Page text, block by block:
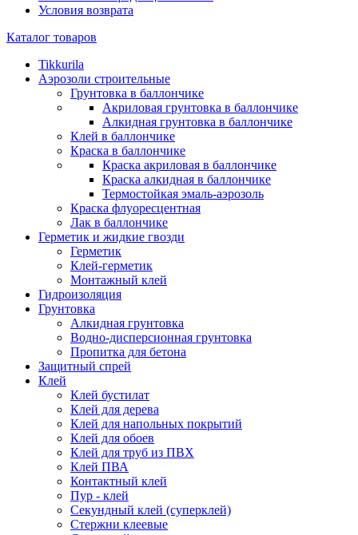
Условия возврата
Каталог товаров
Tikkurila
Аэрозоли строительные
Грунтовка в баллончике
Акриловая грунтовка в баллончике
Алкидная грунтовка в баллончике
Клей в баллончике
Краска в баллончике
Краска акриловая в баллончике
Краска алкидная в баллончике
Термостойкая эмаль-аэрозоль
Краска флуоресцентная
Лак в баллончике
Герметик и жидкие гвозди
Герметик
Клей-герметик
Монтажный клей
Гидроизоляция
Грунтовка
Алкидная грунтовка
Водно-дисперсионная грунтовка
Пропитка для бетона
Защитный спрей
Клей
Клей бустилат
Клей для дерева
Клей для напольных покрытий
Клей для обоев
Клей для труб из ПВХ
Клей ПВА
Контактный клей
Пур - клей
Секундный клей (суперклей)
Стержни клеевые